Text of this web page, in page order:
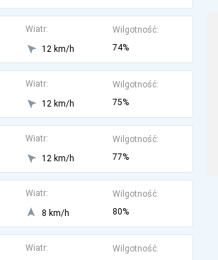
Wiatr:
12 km/h
Wilgotność:
74%
Wiatr:
12 km/h
Wilgotność:
75%
Wiatr:
12 km/h
Wilgotność:
77%
Wiatr:
8 km/h
Wilgotność:
80%
Wiatr:
Wilgotność: